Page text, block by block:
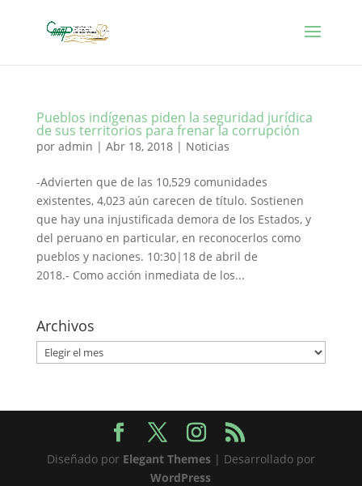
Pueblos indígenas piden la seguridad jurídica
de sus territorios para frenar la corrupción
por admin | Abr 18, 2018| Noticias
-Advierten que de las 10,529 comunidades
existentes, 4,023 aún carecen de título. Sostienen
que hay una injustificada demora de los Estados, y
del peruano en particular, en reconocerlos como
pueblos y naciones. 10:30|18 de abril de
2018.- Como acción inmediata de los...
Archivos
Archivos
Diseñado por Elegant Themes| Desarrollado por
WordPress